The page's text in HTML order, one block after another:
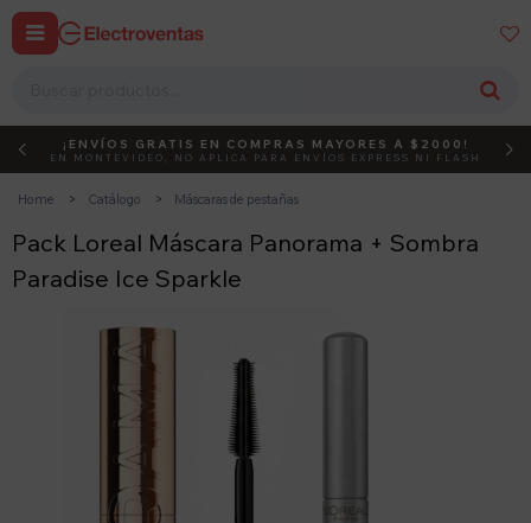
 
DEBUT ACTIVÁ EL CÓDIGO
¡ENVÍOS GRATIS EN COMPRAS MAYORES A $2000!
EN MONTEVIDEO, NO APLICA PARA ENVÍOS EXPRESS NI FLASH
Home Catálogo Máscaras de pestañas
Pack Loreal Máscara Panorama + Sombra
Paradise Ice Sparkle